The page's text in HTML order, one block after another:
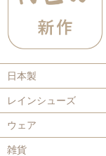
日本製
レインシューズ
ウェア
雑貨